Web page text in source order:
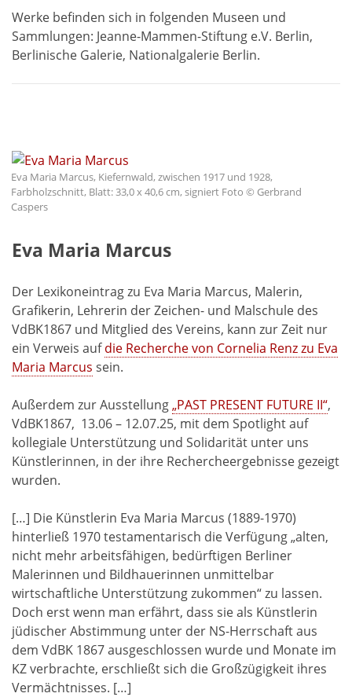
Werke befinden sich in folgenden Museen und
Sammlungen: Jeanne-Mammen-Stiftung e.V. Berlin,
Berlinische Galerie, Nationalgalerie Berlin.
Eva Maria Marcus, Kiefernwald, zwischen 1917 und 1928,
Farbholzschnitt, Blatt: 33,0 x 40,6 cm, signiert Foto © Gerbrand
Caspers
Eva Maria Marcus
Der Lexikoneintrag zu Eva Maria Marcus, Malerin,
Grafikerin, Lehrerin der Zeichen- und Malschule des
VdBK1867 und Mitglied des Vereins, kann zur Zeit nur
ein Verweis aufdie Recherche von Cornelia Renz zu Eva
Maria Marcus sein.
Außerdem zur Ausstellung„PAST PRESENT FUTURE II“,
VdBK1867, 13.06 – 12.07.25, mit dem Spotlight auf
kollegiale Unterstützung und Solidarität unter uns
Künstlerinnen, in der ihre Rechercheergebnisse gezeigt
wurden.
[…] Die Künstlerin Eva Maria Marcus (1889-1970)
hinterließ 1970 testamentarisch die Verfügung „alten,
nicht mehr arbeitsfähigen, bedürftigen Berliner
Malerinnen und Bildhauerinnen unmittelbar
wirtschaftliche Unterstützung zukommen“ zu lassen.
Doch erst wenn man erfährt, dass sie als Künstlerin
jüdischer Abstimmung unter der NS-Herrschaft aus
dem VdBK 1867 ausgeschlossen wurde und Monate im
KZ verbrachte, erschließt sich die Großzügigkeit ihres
Vermächtnisses. […]